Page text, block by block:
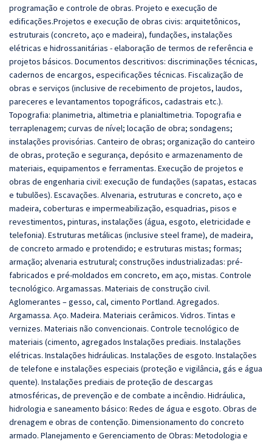
programação e controle de obras. Projeto e execução de
edificações.Projetos e execução de obras civis: arquitetônicos,
estruturais (concreto, aço e madeira), fundações, instalações
elétricas e hidrossanitárias - elaboração de termos de referência e
projetos básicos. Documentos descritivos: discriminações técnicas,
cadernos de encargos, especificações técnicas. Fiscalização de
obras e serviços (inclusive de recebimento de projetos, laudos,
pareceres e levantamentos topográficos, cadastrais etc.).
Topografia: planimetria, altimetria e planialtimetria. Topografia e
terraplenagem; curvas de nível; locação de obra; sondagens;
instalações provisórias. Canteiro de obras; organização do canteiro
de obras, proteção e segurança, depósito e armazenamento de
materiais, equipamentos e ferramentas. Execução de projetos e
obras de engenharia civil: execução de fundações (sapatas, estacas
e tubulões). Escavações. Alvenaria, estruturas e concreto, aço e
madeira, coberturas e impermeabilização, esquadrias, pisos e
revestimentos, pinturas, instalações (água, esgoto, eletricidade e
telefonia). Estruturas metálicas (inclusive steel frame), de madeira,
de concreto armado e protendido; e estruturas mistas; formas;
armação; alvenaria estrutural; construções industrializadas: pré-
fabricados e pré-moldados em concreto, em aço, mistas. Controle
tecnológico. Argamassas. Materiais de construção civil.
Aglomerantes – gesso, cal, cimento Portland. Agregados.
Argamassa. Aço. Madeira. Materiais cerâmicos. Vidros. Tintas e
vernizes. Materiais não convencionais. Controle tecnológico de
materiais (cimento, agregados Instalações prediais. Instalações
elétricas. Instalações hidráulicas. Instalações de esgoto. Instalações
de telefone e instalações especiais (proteção e vigilância, gás e água
quente). Instalações prediais de proteção de descargas
atmosféricas, de prevenção e de combate a incêndio. Hidráulica,
hidrologia e saneamento básico: Redes de água e esgoto. Obras de
drenagem e obras de contenção. Dimensionamento do concreto
armado. Planejamento e Gerenciamento de Obras: Metodologia e